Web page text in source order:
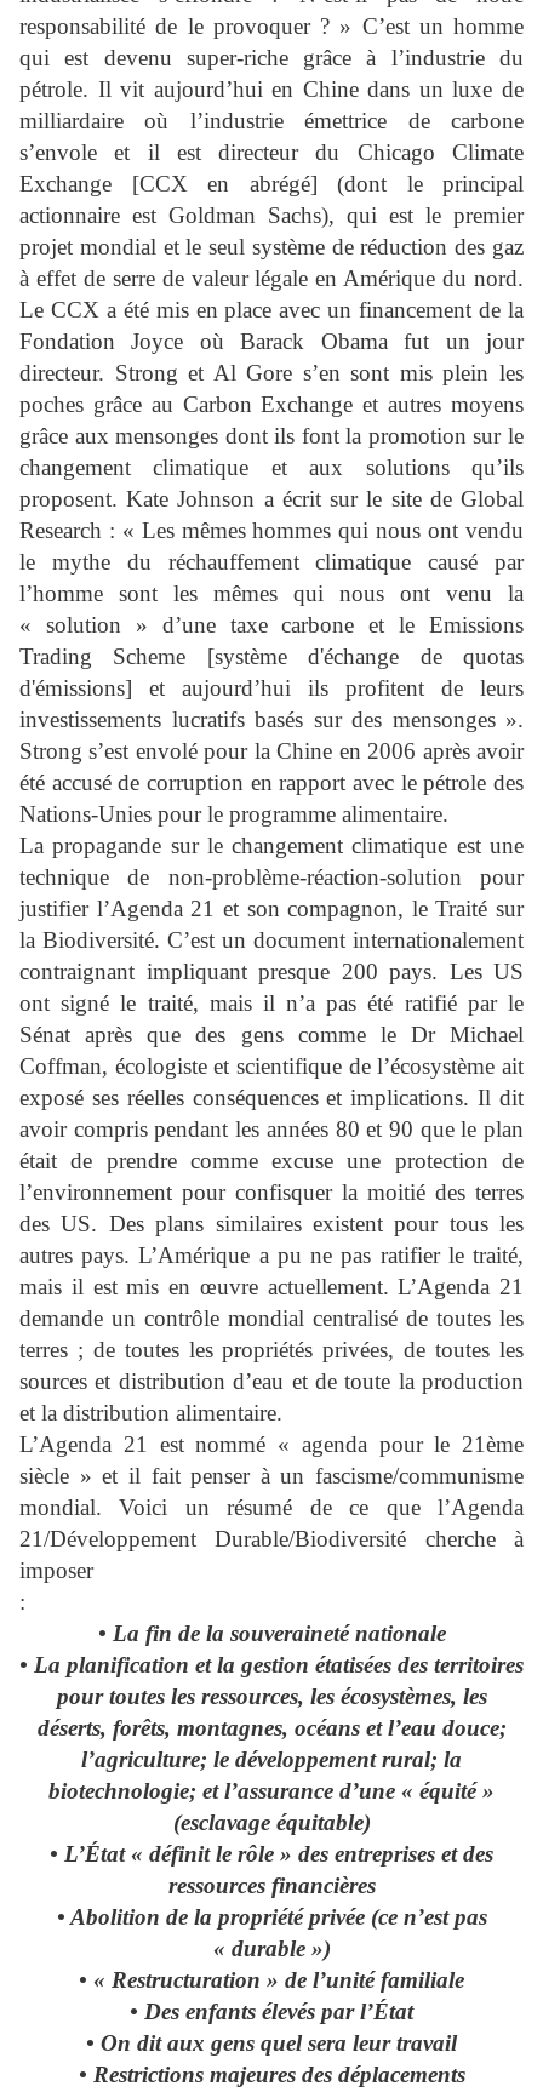
responsabilité de le provoquer ? » C’est un homme
qui est devenu super-riche grâce à l’industrie du
pétrole. Il vit aujourd’hui en Chine dans un luxe de
milliardaire où l’industrie émettrice de carbone
s’envole et il est directeur du Chicago Climate
Exchange [CCX en abrégé] (dont le principal
actionnaire est Goldman Sachs), qui est le premier
projet mondial et le seul système de réduction des gaz
à effet de serre de valeur légale en Amérique du nord.
Le CCX a été mis en place avec un financement de la
Fondation Joyce où Barack Obama fut un jour
directeur. Strong et Al Gore s’en sont mis plein les
poches grâce au Carbon Exchange et autres moyens
grâce aux mensonges dont ils font la promotion sur le
changement climatique et aux solutions qu’ils
proposent. Kate Johnson a écrit sur le site de Global
Research : « Les mêmes hommes qui nous ont vendu
le mythe du réchauffement climatique causé par
l’homme sont les mêmes qui nous ont venu la
« solution » d’une taxe carbone et le Emissions
Trading Scheme [système d'échange de quotas
d'émissions] et aujourd’hui ils profitent de leurs
investissements lucratifs basés sur des mensonges ».
Strong s’est envolé pour la Chine en 2006 après avoir
été accusé de corruption en rapport avec le pétrole des
Nations-Unies pour le programme alimentaire.
La propagande sur le changement climatique est une
technique de non-problème-réaction-solution pour
justifier l’Agenda 21 et son compagnon, le Traité sur
la Biodiversité. C’est un document internationalement
contraignant impliquant presque 200 pays. Les US
ont signé le traité, mais il n’a pas été ratifié par le
Sénat après que des gens comme le Dr Michael
Coffman, écologiste et scientifique de l’écosystème ait
exposé ses réelles conséquences et implications. Il dit
avoir compris pendant les années 80 et 90 que le plan
était de prendre comme excuse une protection de
l’environnement pour confisquer la moitié des terres
des US. Des plans similaires existent pour tous les
autres pays. L’Amérique a pu ne pas ratifier le traité,
mais il est mis en œuvre actuellement. L’Agenda 21
demande un contrôle mondial centralisé de toutes les
terres ; de toutes les propriétés privées, de toutes les
sources et distribution d’eau et de toute la production
et la distribution alimentaire.
L’Agenda 21 est nommé « agenda pour le 21ème
siècle » et il fait penser à un fascisme/communisme
mondial. Voici un résumé de ce que l’Agenda
21/Développement Durable/Biodiversité cherche à
imposer
:
• La fin de la souveraineté nationale
• La planification et la gestion étatisées des territoires
pour toutes les ressources, les écosystèmes, les
déserts, forêts, montagnes, océans et l’eau douce;
l’agriculture; le développement rural; la
biotechnologie; et l’assurance d’une « équité »
(esclavage équitable)
• L’État « définit le rôle » des entreprises et des
ressources financières
• Abolition de la propriété privée (ce n’est pas
« durable »)
• « Restructuration » de l’unité familiale
• Des enfants élevés par l’État
• On dit aux gens quel sera leur travail
• Restrictions majeures des déplacements